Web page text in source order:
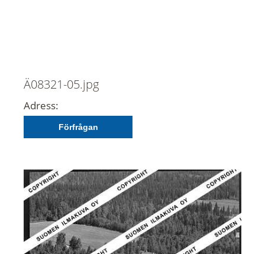
Ä08321-05.jpg
Adress:
Förfrågan